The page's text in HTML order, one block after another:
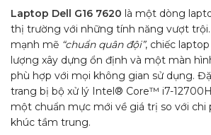
Laptop Dell G16 7620 là một dòng
thị trường với những tính năng vượt
mạnh mẽ “chuẩn quân đội”, chiếc
lượng xây dựng ổn định và một màn
phù hợp với mọi không gian sử dụng.
trang bị bộ xử lý Intel® Core™ i7-
một chuẩn mực mới về giá trị so với chi
khúc tầm trung.